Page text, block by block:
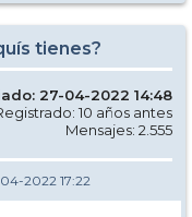
tienes?
27-04-2022 14:48
10 años antes
Mensajes: 2.555
2022 17:22